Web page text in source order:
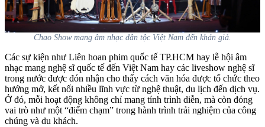
Chao Show mang âm nhạc dân tộc Việt Nam đến khán giả.
Các sự kiện như Liên hoan phim quốc tế TP.HCM hay lễ hội âm
nhạc mang nghệ sĩ quốc tế đến Việt Nam hay các liveshow nghệ sĩ
trong nước được đón nhận cho thấy cách văn hóa được tổ chức theo
hướng mở, kết nối nhiều lĩnh vực từ nghệ thuật, du lịch đến dịch vụ.
Ở đó, mỗi hoạt động không chỉ mang tính trình diễn, mà còn đóng
vai trò như một “điểm chạm” trong hành trình trải nghiệm của công
chúng và du khách.